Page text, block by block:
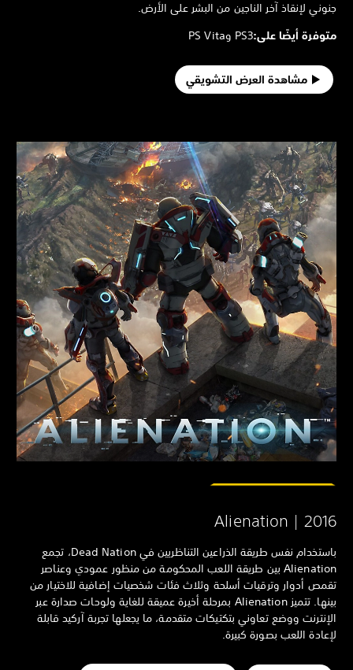
لإنقاذ آخر الناجين من البشر على الأرض.
أيضًا على: PS3 وPS Vita
مشاهدة العرض التشويقي
Alienation |
باستخدام نفس طريقة الذراعين التناظريين في Dead Nation، تجمع
Alienation بين طريقة اللعب المحكومة من منظور عمودي وعناصر
أدوار وترقيات أسلحة وثلاث فئات شخصيات إضافية للاختيار من
بينها. تتميز Alienation بمرحلة أخيرة عميقة للغاية ولوحات صدارة عبر
ووضع تعاوني بتكتيكات متقدمة، ما يجعلها تجربة آركيد قابلة
اللعب بصورة كبيرة.